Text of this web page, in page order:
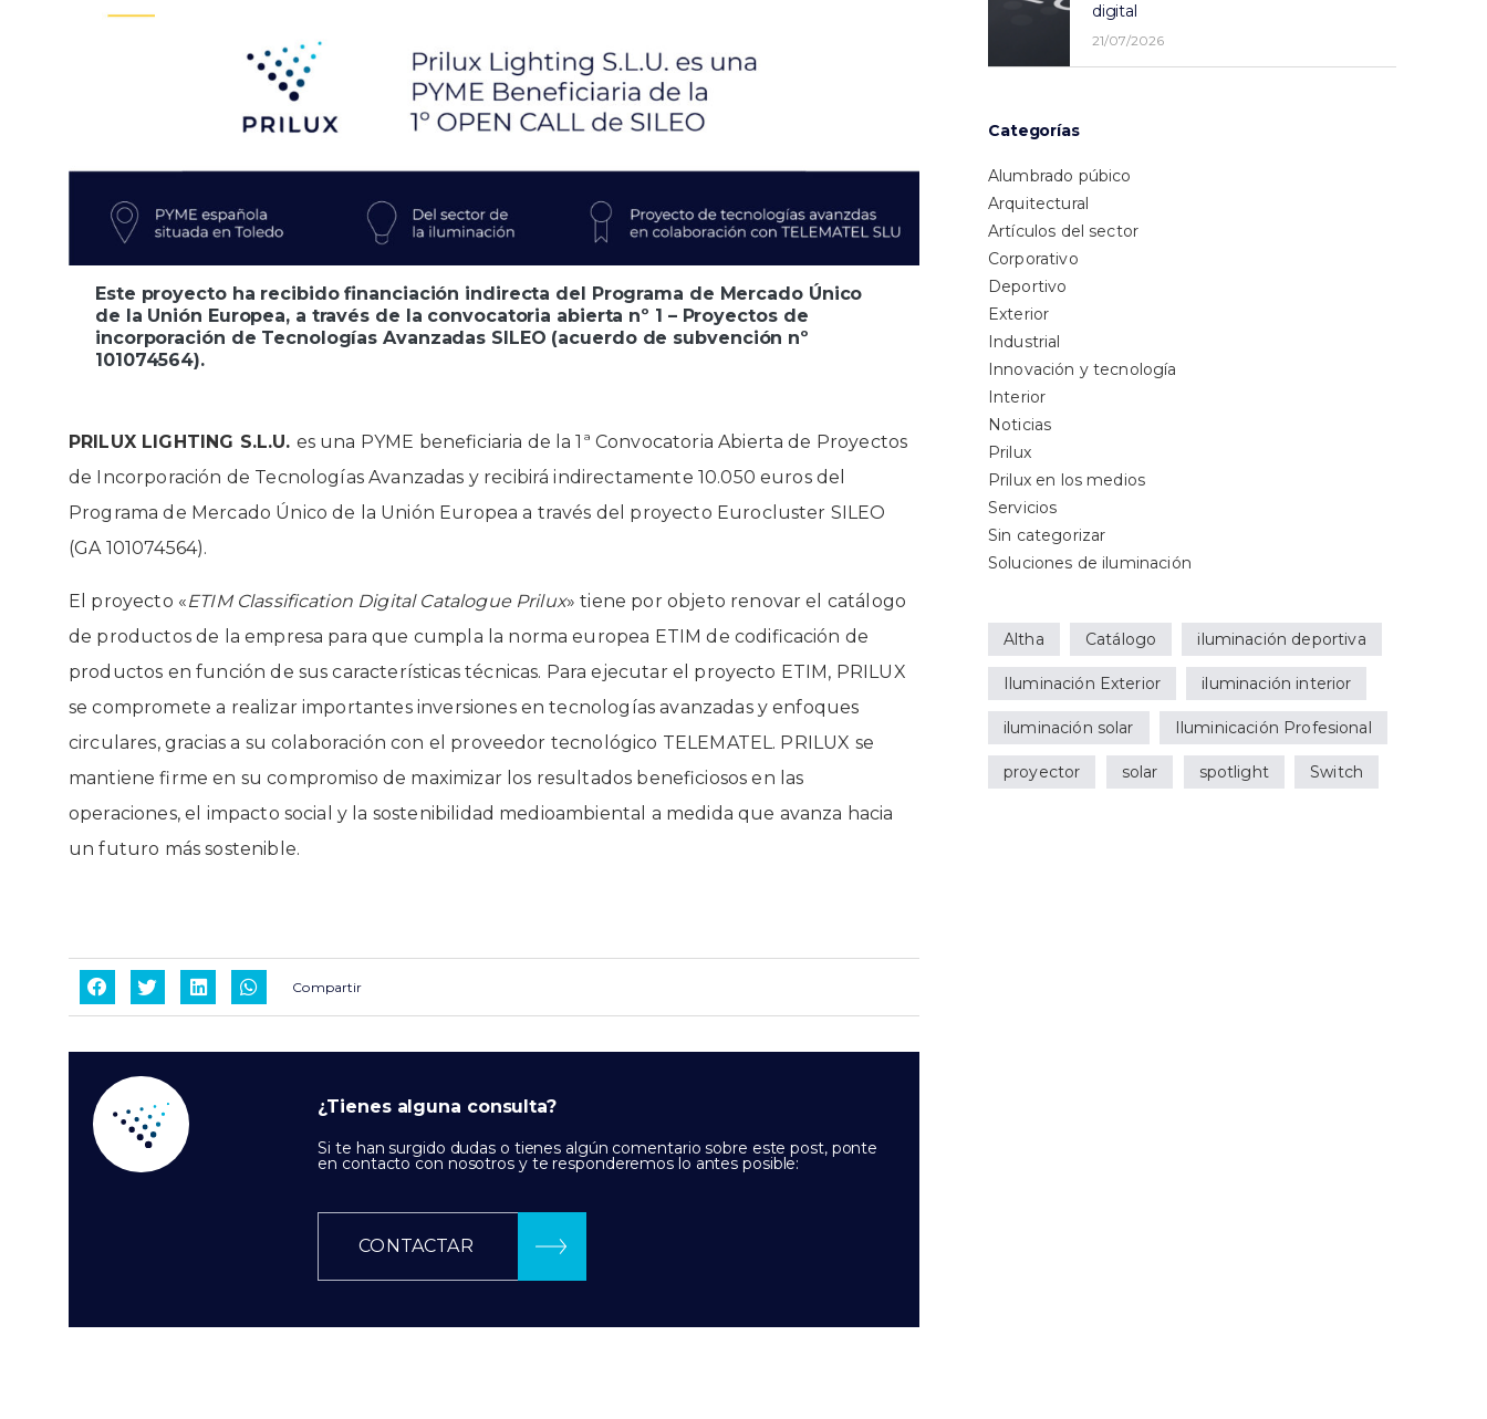
Este proyecto ha recibido financiación indirecta del Programa de Mercado Único
de la Unión Europea, a través de la convocatoria abierta nº 1 – Proyectos de
incorporación de Tecnologías Avanzadas SILEO (acuerdo de subvención nº
101074564).
PRILUX LIGHTING S.L.U. es una PYME beneficiaria de la 1ª Convocatoria Abierta de Proyectos
de Incorporación de Tecnologías Avanzadas y recibirá indirectamente 10.050 euros del
Programa de Mercado Único de la Unión Europea a través del proyecto Eurocluster SILEO
(GA 101074564).
El proyecto «ETIM Classification Digital Catalogue Prilux» tiene por objeto renovar el catálogo
de productos de la empresa para que cumpla la norma europea ETIM de codificación de
productos en función de sus características técnicas. Para ejecutar el proyecto ETIM, PRILUX
se compromete a realizar importantes inversiones en tecnologías avanzadas y enfoques
circulares, gracias a su colaboración con el proveedor tecnológico TELEMATEL. PRILUX se
mantiene firme en su compromiso de maximizar los resultados beneficiosos en las
operaciones, el impacto social y la sostenibilidad medioambiental a medida que avanza hacia
un futuro más sostenible.
Compartir
¿Tienes alguna consulta?
Si te han surgido dudas o tienes algún comentario sobre este post, ponte
en contacto con nosotros y te responderemos lo antes posible:
CONTACTAR
digital
21/07/2026
Categorías
Alumbrado púbico
Arquitectural
Artículos del sector
Corporativo
Deportivo
Exterior
Industrial
Innovación y tecnología
Interior
Noticias
Prilux
Prilux en los medios
Servicios
Sin categorizar
Soluciones de iluminación
Altha Catálogo iluminación deportiva
Iluminación Exterior iluminación interior
iluminación solar Iluminicación Profesional
proyector solar spotlight Switch